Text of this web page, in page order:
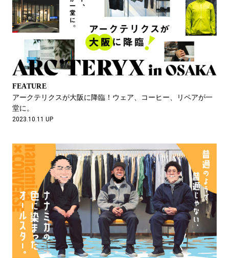
FEATURE
アークテリクスが大阪に降臨！ウェア、コーヒー、リペアが一
堂に。
2023.10.11 UP